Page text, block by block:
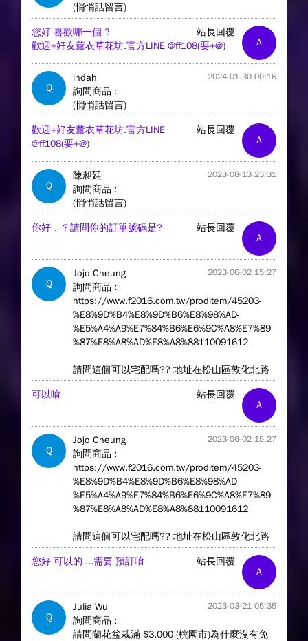
(悄悄話留言)
A
站長回覆
您好 喜歡哪一個 ?
歡迎+好友薰衣草花坊.官方LINE @ff108(要+@)
Q
indah 2024-01-30 00:16
詢問商品 :
(悄悄話留言)
A
站長回覆
歡迎+好友薰衣草花坊.官方LINE
@ff108(要+@)
Q
陳昶廷 2023-08-13 23:31
詢問商品 :
(悄悄話留言)
A
站長回覆
你好，？請問你的訂單號碼是?
Q
Jojo Cheung 2023-06-02 15:27
詢問商品 :
https://www.f2016.com.tw/proditem/45203-
%E8%9D%B4%E8%9D%B6%E8%98%AD-
%E5%A4%A9%E7%84%B6%E6%9C%A8%E7%89
%87%E8%A8%AD%E8%A8%88110091612
請問這個可以宅配嗎?? 地址在松山區敦化北路
A
站長回覆
可以唷
Q
Jojo Cheung 2023-06-02 15:27
詢問商品 :
https://www.f2016.com.tw/proditem/45203-
%E8%9D%B4%E8%9D%B6%E8%98%AD-
%E5%A4%A9%E7%84%B6%E6%9C%A8%E7%89
%87%E8%A8%AD%E8%A8%88110091612
請問這個可以宅配嗎?? 地址在松山區敦化北路
A
站長回覆
您好 可以的 ...需要 預訂唷
Q
Julia Wu 2023-03-21 05:35
詢問商品 :
請問蘭花盆栽滿 $3,000 (桃園市)為什麼沒有免